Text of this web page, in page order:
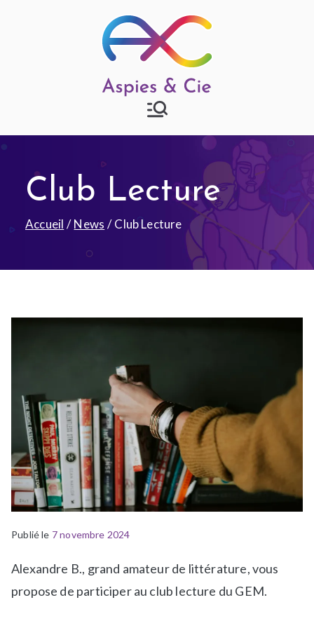
Aspies & Cie
Club Lecture
Accueil News Club Lecture
Publié le 7 novembre 2024
P
b
l
É
i
q
Alexandre B., grand amateur de littérature, vous
propose de participer au club lecture du GEM.